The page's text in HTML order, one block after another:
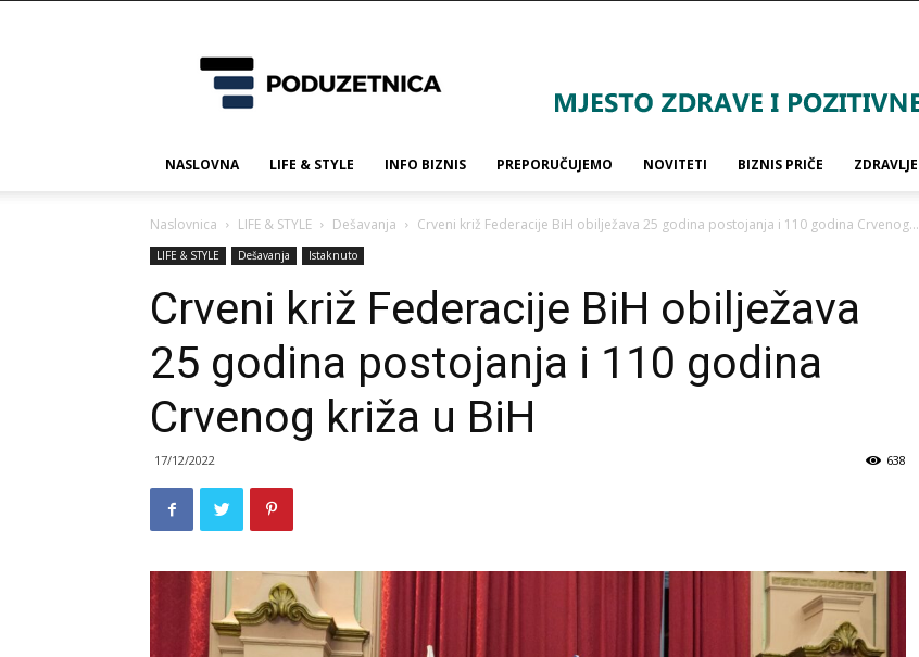
NASLOVNA LIFE & STYLE INFO BIZNIS PREPORUČUJEMO NOVITETI BIZNIS PRIČE ZDRAVLJE
Naslovnica LIFE & STYLE Dešavanja Crveni križ Federacije BiH obilježava 25 godina postojanja i 110 godina Crvenog...
LIFE & STYLE Dešavanja Istaknuto
Crveni križ Federacije BiH obilježava
25 godina postojanja i 110 godina
Crvenog križa u BiH
17/12/2022 638